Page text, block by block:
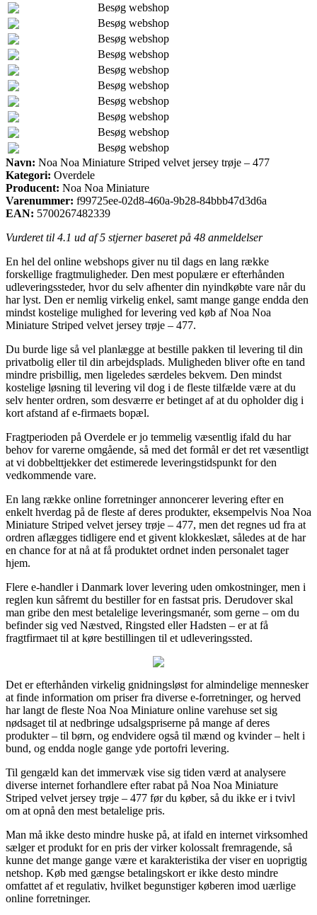
Besøg webshop
Besøg webshop
Besøg webshop
Besøg webshop
Besøg webshop
Besøg webshop
Besøg webshop
Besøg webshop
Besøg webshop
Besøg webshop
Navn: Noa Noa Miniature Striped velvet jersey trøje – 477
Kategori: Overdele
Producent: Noa Noa Miniature
Varenummer: f99725ee-02d8-460a-9b28-84bbb47d3d6a
EAN: 5700267482339
Vurderet til 4.1 ud af 5 stjerner baseret på 48 anmeldelser
En hel del online webshops giver nu til dags en lang række
forskellige fragtmuligheder. Den mest populære er efterhånden
udleveringssteder, hvor du selv afhenter din nyindkøbte vare når du
har lyst. Den er nemlig virkelig enkel, samt mange gange endda den
mindst kostelige mulighed for levering ved køb af Noa Noa
Miniature Striped velvet jersey trøje – 477.
Du burde lige så vel planlægge at bestille pakken til levering til din
privatbolig eller til din arbejdsplads. Muligheden bliver ofte en tand
mindre prisbillig, men ligeledes særdeles bekvem. Den mindst
kostelige løsning til levering vil dog i de fleste tilfælde være at du
selv henter ordren, som desværre er betinget af at du opholder dig i
kort afstand af e-firmaets bopæl.
Fragtperioden på Overdele er jo temmelig væsentlig ifald du har
behov for varerne omgående, så med det formål er det ret væsentligt
at vi dobbelttjekker det estimerede leveringstidspunkt for den
vedkommende vare.
En lang række online forretninger annoncerer levering efter en
enkelt hverdag på de fleste af deres produkter, eksempelvis Noa Noa
Miniature Striped velvet jersey trøje – 477, men det regnes ud fra at
ordren aflægges tidligere end et givent klokkeslæt, således at de har
en chance for at nå at få produktet ordnet inden personalet tager
hjem.
Flere e-handler i Danmark lover levering uden omkostninger, men i
reglen kun såfremt du bestiller for en fastsat pris. Derudover skal
man gribe den mest betalelige leveringsmanér, som gerne – om du
befinder sig ved Næstved, Ringsted eller Hadsten – er at få
fragtfirmaet til at køre bestillingen til et udleveringssted.
Det er efterhånden virkelig gnidningsløst for almindelige mennesker
at finde information om priser fra diverse e-forretninger, og herved
har langt de fleste Noa Noa Miniature online varehuse set sig
nødsaget til at nedbringe udsalgspriserne på mange af deres
produkter – til børn, og endvidere også til mænd og kvinder – helt i
bund, og endda nogle gange yde portofri levering.
Til gengæld kan det immervæk vise sig tiden værd at analysere
diverse internet forhandlere efter rabat på Noa Noa Miniature
Striped velvet jersey trøje – 477 før du køber, så du ikke er i tvivl
om at opnå den mest betalelige pris.
Man må ikke desto mindre huske på, at ifald en internet virksomhed
sælger et produkt for en pris der virker kolossalt fremragende, så
kunne det mange gange være et karakteristika der viser en uoprigtig
netshop. Køb med gængse betalingskort er ikke desto mindre
omfattet af et regulativ, hvilket begunstiger køberen imod uærlige
online forretninger.